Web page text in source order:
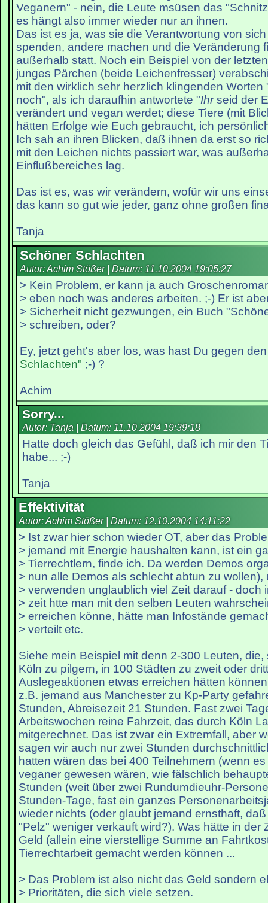
Veganern" - nein, die Leute msüsen das
es hängt also immer wieder nur an ihnen.
Das ist es ja, was sie die Verantwortung von
spenden, andere machen und die Veränderung
außerhalb statt. Noch ein Beispiel von der
junges Pärchen (beide Leichenfresser)
mit den wirklich sehr herzlich klingenden Worten
noch", als ich daraufhin antwortete "Ihrseid der
verändert und vegan werdet; diese Tiere (mit
hätten Erfolge wie Euch gebraucht, ich
Ich sah an ihren Blicken, daß ihnen da erst so
mit den Leichen nichts passiert war, was
Einflußbereiches lag.
Das ist es, was wir verändern, wofür wir uns
das kann so gut wie jeder, ganz ohne großen
Tanja
Schöner Schlachten
Autor: Achim Stößer | Datum: 11.10.2004 19:05:27
> Kein Problem, er kann ja auch
> eben noch was anderes arbeiten. ;-) Er ist
> Sicherheit nicht gezwungen, ein Buch
> schreiben, oder?
Ey, jetzt geht's aber los, was hast Du gegen
Schlachten" ;-) ?
Achim
Sorry...
Autor: Tanja | Datum: 11.10.2004 19:39:18
Hatte doch gleich das Gefühl, daß ich mir den
habe... ;-)
Tanja
Effektivität
Autor: Achim Stößer | Datum: 12.10.2004 14:11:22
> Ist zwar hier schon wieder OT, aber das
> jemand mit Energie haushalten kann, ist ein
> Tierrechtlern, finde ich. Da werden Demos
> nun alle Demos als schlecht abtun zu wollen),
> verwenden unglaublich viel Zeit darauf - doch
> zeit htte man mit den selben Leuten
> erreichen könne, hätte man Infostände
> verteilt etc.
Siehe mein Beispiel mit denn 2-300 Leuten,
Köln zu pilgern, in 100 Städten zu zweit oder
Auslegeaktionen etwas erreichen hätten
z.B. jemand aus Manchester zu Kp-Party
Stunden, Abreisezeit 21 Stunden. Fast zwei
Arbeitswochen reine Fahrzeit, das durch Köln
mitgerechnet. Das ist zwar ein Extremfall, aber
sagen wir auch nur zwei Stunden
hatten wären das bei 400 Teilnehmern (wenn
veganer gewesen wären, wie fälschlich
Stunden (weit über zwei Rundumdieuhr-
Stunden-Tage, fast ein ganzes
wieder nichts (oder glaubt jemand ernsthaft,
"Pelz" weniger verkauft wird?). Was hätte in der
Geld (allein eine vierstellige Summe an
Tierrechtarbeit gemacht werden können ...
> Das Problem ist also nicht das Geld sondern
> Prioritäten, die sich viele setzen.